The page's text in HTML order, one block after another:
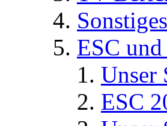
Sonstiges
ESC
Unser
ESC